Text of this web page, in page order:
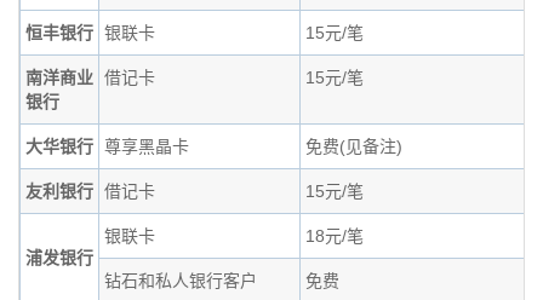
恒丰银行 银联卡 15元/笔
南洋商业
银行
借记卡 15元/笔
大华银行 尊享黑晶卡 免费(见备注)
友利银行 借记卡 15元/笔
浦发银行
银联卡 18元/笔
钻石和私人银行客户 免费